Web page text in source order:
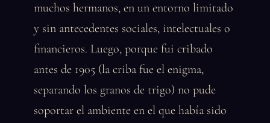
muchos hermanos, en un entorno limitado
y sin antecedentes sociales, intelectuales o
financieros. Luego, porque fui cribado
antes de 1905 (la criba fue el enigma,
separando los granos de trigo) no pude
soportar el ambiente en el que había sido